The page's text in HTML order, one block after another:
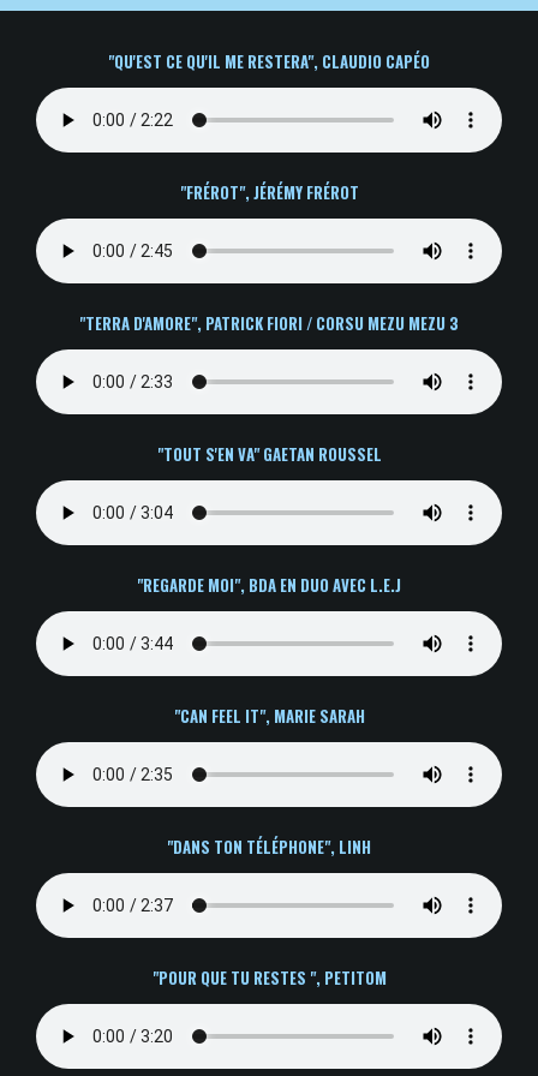
"QU'EST CE QU'IL ME RESTERA", CLAUDIO CAPÉO
"FRÉROT", JÉRÉMY FRÉROT
"TERRA D'AMORE", PATRICK FIORI / CORSU MEZU MEZU 3
"TOUT S'EN VA" GAETAN ROUSSEL
"REGARDE MOI", BDA EN DUO AVEC L.E.J
"CAN FEEL IT", MARIE SARAH
"DANS TON TÉLÉPHONE", LINH
"POUR QUE TU RESTES ", PETITOM